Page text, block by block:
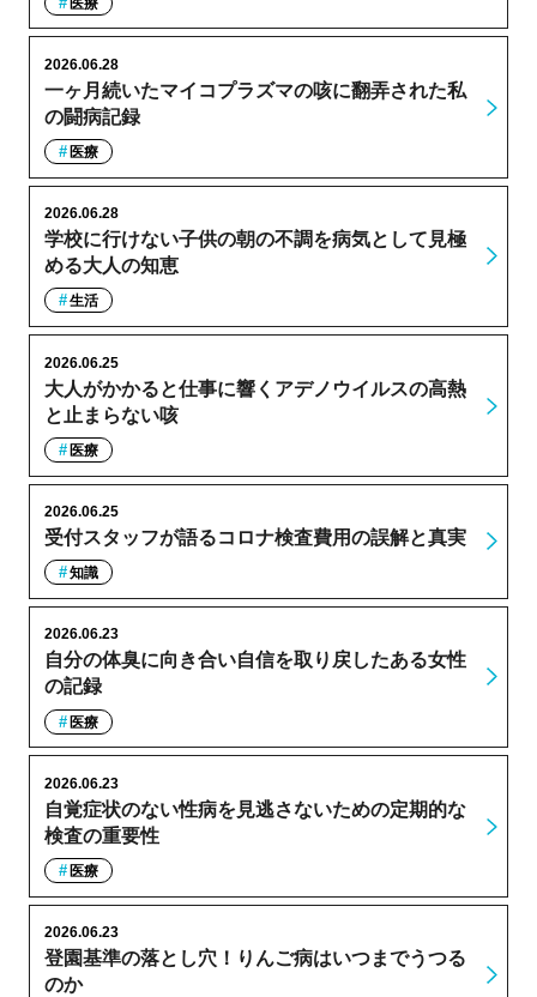
一ヶ月続いたマイコプラズマの咳に翻弄された私
の闘病記録
2026.06.28
医療
学校に行けない子供の朝の不調を病気として見極
める大人の知恵
2026.06.28
生活
大人がかかると仕事に響くアデノウイルスの高熱
と止まらない咳
2026.06.25
医療
受付スタッフが語るコロナ検査費用の誤解と真実
2026.06.25
知識
自分の体臭に向き合い自信を取り戻したある女性
の記録
2026.06.23
医療
自覚症状のない性病を見逃さないための定期的な
検査の重要性
2026.06.23
医療
登園基準の落とし穴！りんご病はいつまでうつる
のか
2026.06.23